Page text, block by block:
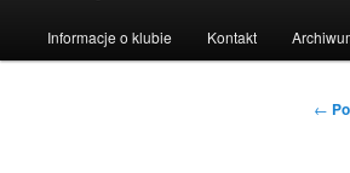
Informacje o klubie Kontakt
←